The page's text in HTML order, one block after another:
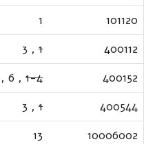
101120
1
400112
1
,
3
400152
1-4
,
6
,
400544
1
,
3
10006002
13